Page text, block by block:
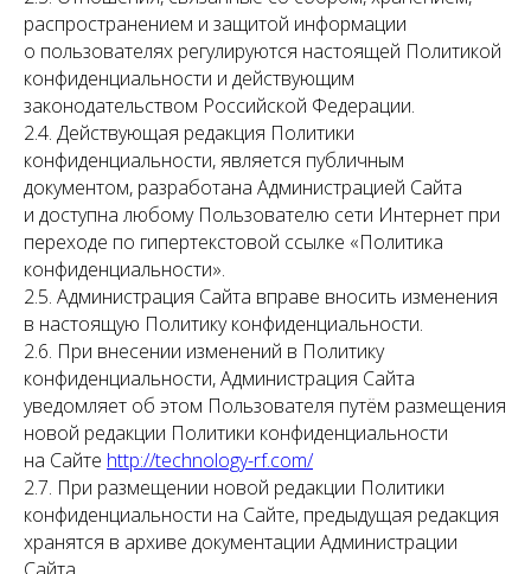
распространением и защитой информации
о пользователях регулируются настоящей Политикой
конфиденциальности и действующим
законодательством Российской Федерации.
2.4. Действующая редакция Политики
конфиденциальности, является публичным
документом, разработана Администрацией Сайта
и доступна любому Пользователю сети Интернет при
переходе по гипертекстовой ссылке «Политика
конфиденциальности».
2.5. Администрация Сайта вправе вносить изменения
в настоящую Политику конфиденциальности.
2.6. При внесении изменений в Политику
конфиденциальности, Администрация Сайта
уведомляет об этом Пользователя путём размещения
новой редакции Политики конфиденциальности
на Сайте http://technology-rf.com/
2.7. При размещении новой редакции Политики
конфиденциальности на Сайте, предыдущая редакция
хранятся в архиве документации Администрации